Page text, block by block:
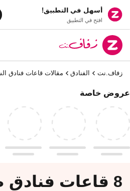
أسهل في التطبيق!
افتح في التطبيق
زفاف.نت الفنادق مقالات قاعات فنادق
عروض خاصة
8 قاعات